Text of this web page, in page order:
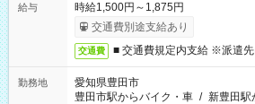
給与
時給1,500円～1,875円
交通費別途支給あり
交通費 ■ 交通費規定内支給 ※派遣先
勤務地
愛知県豊田市
豊田市駅からバイク・車 / 新豊田駅